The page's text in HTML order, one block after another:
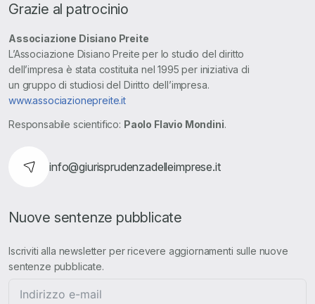
Grazie al patrocinio
Associazione Disiano Preite
L’Associazione Disiano Preite per lo studio del diritto
dell’impresa è stata costituita nel 1995 per iniziativa di
un gruppo di studiosi del Diritto dell’impresa.
www.associazionepreite.it
Responsabile scientifico: Paolo Flavio Mondini.
info@giurisprudenzadelleimprese.it
Nuove sentenze pubblicate
Iscriviti alla newsletter per ricevere aggiornamenti sulle nuove
sentenze pubblicate.